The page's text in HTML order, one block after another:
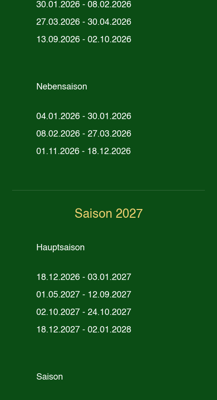
30.01.2026 - 08.02.2026
27.03.2026 - 30.04.2026
13.09.2026 - 02.10.2026
Nebensaison
04.01.2026 - 30.01.2026
08.02.2026 - 27.03.2026
01.11.2026 - 18.12.2026
Saison 2027
Hauptsaison
18.12.2026 - 03.01.2027
01.05.2027 - 12.09.2027
02.10.2027 - 24.10.2027
18.12.2027 - 02.01.2028
Saison